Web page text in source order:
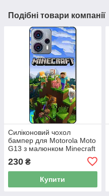
Подібні товари компанії
Силіконовий чохол
бампер для Motorola Moto
G13 з малюнком Minecraft
230 ₴
Купити